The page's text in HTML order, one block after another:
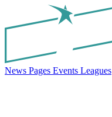
News Pages Events Leagues